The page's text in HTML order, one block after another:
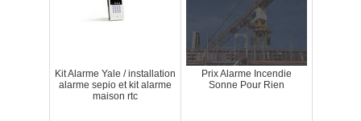
Kit Alarme Yale / installation
alarme sepio et kit alarme
maison rtc
Prix Alarme Incendie
Sonne Pour Rien